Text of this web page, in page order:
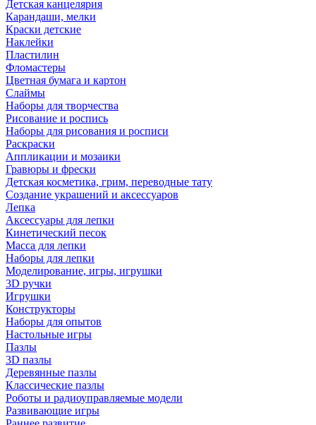
Детская канцелярия
Карандаши, мелки
Краски детские
Наклейки
Пластилин
Фломастеры
Цветная бумага и картон
Слаймы
Наборы для творчества
Рисование и роспись
Наборы для рисования и росписи
Раскраски
Аппликации и мозаики
Гравюры и фрески
Детская косметика, грим, переводные тату
Создание украшений и аксессуаров
Лепка
Аксессуары для лепки
Кинетический песок
Масса для лепки
Наборы для лепки
Моделирование, игры, игрушки
3D ручки
Игрушки
Конструкторы
Наборы для опытов
Настольные игры
Пазлы
3D пазлы
Деревянные пазлы
Классические пазлы
Роботы и радиоуправляемые модели
Развивающие игры